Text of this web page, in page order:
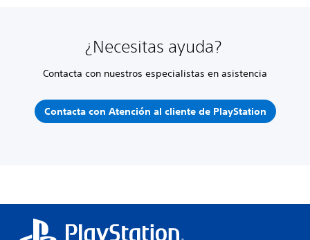
¿Necesitas ayuda?
Contacta con nuestros especialistas en asistencia
Contacta con Atención al cliente de PlayStation